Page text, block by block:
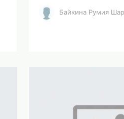
Байкина Румия